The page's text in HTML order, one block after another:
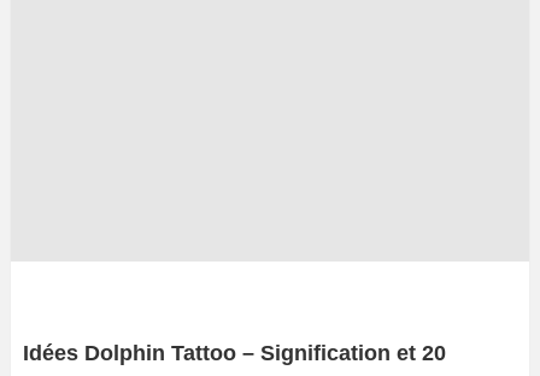
Idées Dolphin Tattoo – Signification et 20